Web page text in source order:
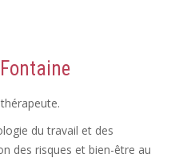
du travail et des
des risques et bien-être au